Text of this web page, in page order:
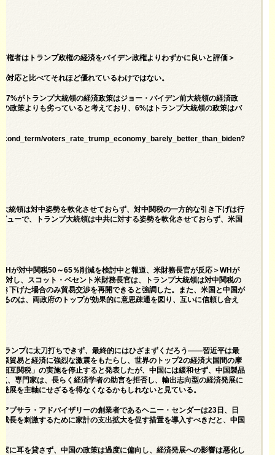
はトランプ政権の経済をバイデン政権よりわずかに良いと評価＞
応と比べてそれほど優れているわけではない。
がトランプ大統領の経済政策はジョー・バイデン前大統領の経済政
政策よりも劣っていると考えており、6%はトランプ大統領の政策はバ
voters_rate_trump_economy_barely_better_than_biden?
統領は対中姿勢を軟化させておらず、対中関税の一方的な引き下げは行
ーで、トランプ大統領は中共に対する姿勢を軟化させておらず、米国
が対中関税50～65％削減を検討中と報道、米財務長官が反応＞WHが
し、スコット・ベセント米財務長官は、トランプ大統領は対中関税の
下げた場合のみ貿易交渉を再開できると強調した。また、米国と中国が
のは、両政府のトップが効果的に意思疎通を図り、互いに信頼し合え
ンプに太刀打ちできず、最終的にはひざまずくだろう――習近平は最
貿易と経済に強烈な激震をもたらし、世界のトップ2の経済大国間の摩
互関税」の実施を停止すると発表したが、中国には緩和せず、中国製品
、専門家は、長らく経済学者の助言を拒否し、輸出志向型の経済発展に
展を主軸にせざるを得なくなるかもしれないと見ている。
プサラ・アドバイザリーの創業者であるヘニー・センダーは23日、日
長を刺激するために家計の支出拡大を促す措置を導入すべきだと、中国
に耳を貸さず、中国の政策は過度に偏向し、経済発展への影響は悪化し